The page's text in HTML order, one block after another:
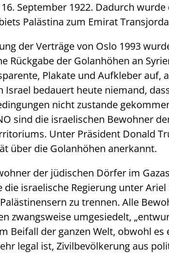
September 1922. Dadurch
Palästina zum Emirat
der Verträge von Oslo 1993
Rückgabe der Golanhöhen an
Plakate und Aufkleber auf,
Israel bedauert heute niemand,
nicht zustande
sind die israelischen Bewohner
Unter Präsident Donald
über die Golanhöhen anerkannt.
der jüdischen Dörfer im
die israelische Regierung unter
zu trennen. Alle
zwangsweise umgesiedelt,
Beifall der ganzen Welt, obwohl
legal ist, Zivilbevölkerung aus